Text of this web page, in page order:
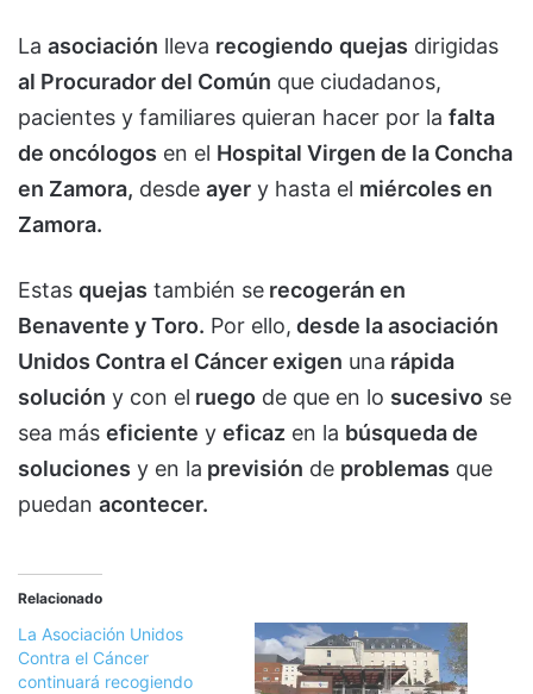
La asociación lleva recogiendo quejas dirigidas
al Procurador del Común que ciudadanos,
pacientes y familiares quieran hacer por la falta
de oncólogos en el Hospital Virgen de la Concha
en Zamora, desde ayer y hasta el miércoles en
Zamora.
Estas quejas también se recogerán en
Benavente y Toro. Por ello, desde la asociación
Unidos Contra el Cáncer exigen una rápida
solución y con el ruego de que en lo sucesivo se
sea más eficiente y eficaz en la búsqueda de
soluciones y en la previsión de problemas que
puedan acontecer.
Relacionado
La Asociación Unidos
Contra el Cáncer
continuará recogiendo